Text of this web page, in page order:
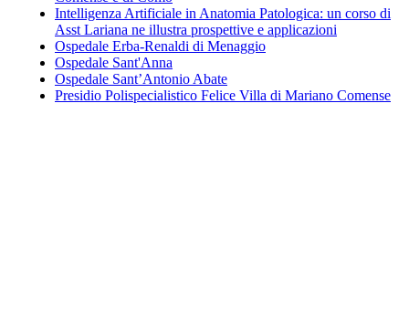
Intelligenza Artificiale in Anatomia Patologica: un corso di
Asst Lariana ne illustra prospettive e applicazioni
Ospedale Erba-Renaldi di Menaggio
Ospedale Sant'Anna
Ospedale Sant’Antonio Abate
Presidio Polispecialistico Felice Villa di Mariano Comense